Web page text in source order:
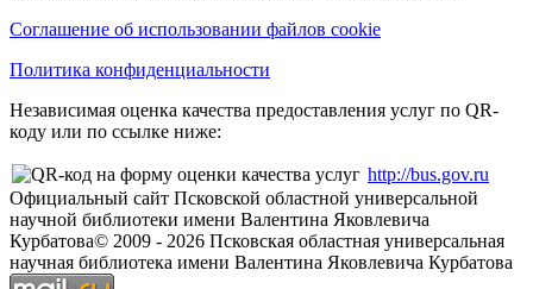
Соглашение об использовании файлов cookie
Политика конфиденциальности
Независимая оценка качества предоставления услуг по QR-
коду или по ссылке ниже:
http://bus.gov.ru
Официальный сайт Псковской областной универсальной
научной библиотеки имени Валентина Яковлевича
Курбатова© 2009 - 2026 Псковская областная универсальная
научная библиотека имени Валентина Яковлевича Курбатова